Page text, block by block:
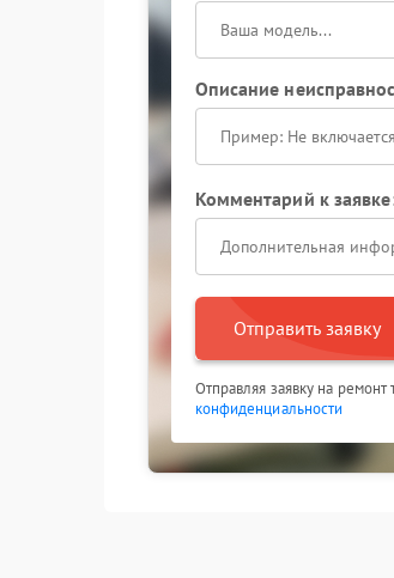
Описание
Комментарий к
Отправить заявку
Отправляя заявку на
конфиденциальности